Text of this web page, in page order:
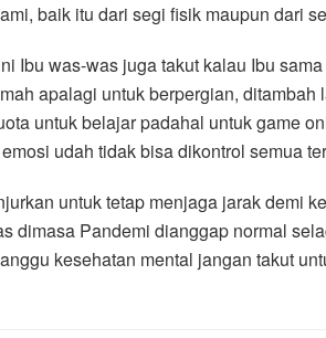
baik itu dari segi fisik maupun dari
Ibu was-was juga takut kalau Ibu
apalagi untuk berpergian,
untuk belajar padahal untuk game
udah tidak bisa dikontrol semua
untuk tetap menjaga jarak demi
dimasa Pandemi dianggap normal
kesehatan mental jangan takut